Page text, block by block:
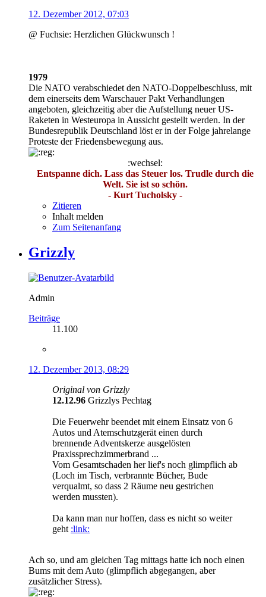
12. Dezember 2012, 07:03
@ Fuchsie: Herzlichen Glückwunsch !
1979
Die NATO verabschiedet den NATO-Doppelbeschluss, mit
dem einerseits dem Warschauer Pakt Verhandlungen
angeboten, gleichzeitig aber die Aufstellung neuer US-
Raketen in Westeuropa in Aussicht gestellt werden. In der
Bundesrepublik Deutschland löst er in der Folge jahrelange
Proteste der Friedensbewegung aus.
:wechsel:
Entspanne dich. Lass das Steuer los. Trudle durch die
Welt. Sie ist so schön.
- Kurt Tucholsky -
Zitieren
Inhalt melden
Zum Seitenanfang
Grizzly
Admin
Beiträge
11.100
12. Dezember 2013, 08:29
Original von Grizzly
12.12.96 Grizzlys Pechtag
Die Feuerwehr beendet mit einem Einsatz von 6
Autos und Atemschutzgerät einen durch
brennende Adventskerze ausgelösten
Praxissprechzimmerbrand ...
Vom Gesamtschaden her lief's noch glimpflich ab
(Loch im Tisch, verbrannte Bücher, Bude
verqualmt, so dass 2 Räume neu gestrichen
werden mussten).
Da kann man nur hoffen, dass es nicht so weiter
geht :link:
Ach so, und am gleichen Tag mittags hatte ich noch einen
Bums mit dem Auto (glimpflich abgegangen, aber
zusätzlicher Stress).